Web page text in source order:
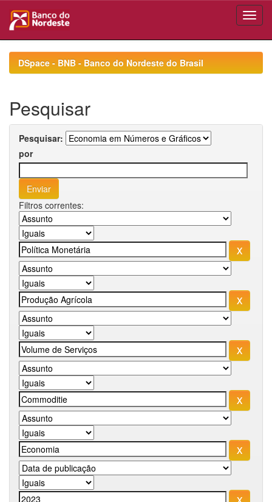
navigationDSpace - BNB - Banco do Nordeste do Brasil
Pesquisar
Pesquisar:
por
Filtros correntes: